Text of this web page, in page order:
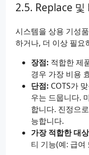
Replace 및
시스템을 상용 기성
하거나, 더 이상 필요
장점: 적합한 제
경우 가장 비용
단점: COTS가
우는 드뭅니다.
합니다. 진정으
능합니다.
가장 적합한 대
티 기능(예: 급여